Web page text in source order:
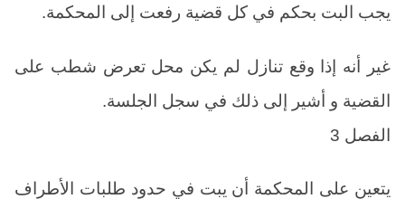
يجب البت بحكم في كل قضية رفعت إلى المحكمة.
غير أنه إذا وقع تنازل لم يكن محل تعرض شطب على
القضية و أشير إلى ذلك في سجل الجلسة.
الفصل 3
يتعين على المحكمة أن يبت في حدود طلبات الأطراف